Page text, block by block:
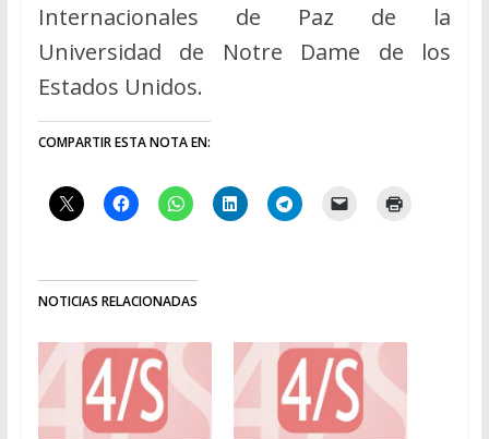
Internacionales de Paz de la
Universidad de Notre Dame de los
Estados Unidos.
COMPARTIR ESTA NOTA EN:
NOTICIAS RELACIONADAS